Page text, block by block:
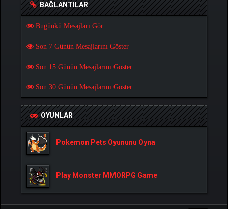
BAĞLANTILAR
Bugünkü Mesajları Gör
Son 7 Günün Mesajlarını Göster
Son 15 Günün Mesajlarını Göster
Son 30 Günün Mesajlarını Göster
OYUNLAR
Pokemon Pets Oyununu Oyna
Play Monster MMORPG Game